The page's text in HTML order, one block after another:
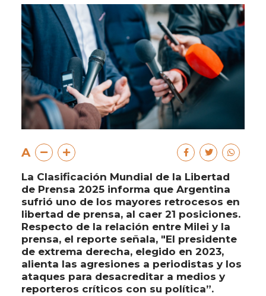
A
La Clasificación Mundial de la Libertad
de Prensa 2025 informa que Argentina
sufrió uno de los mayores retrocesos en
libertad de prensa, al caer 21 posiciones.
Respecto de la relación entre Milei y la
prensa, el reporte señala, "El presidente
de extrema derecha, elegido en 2023,
alienta las agresiones a periodistas y los
ataques para desacreditar a medios y
reporteros críticos con su política”.